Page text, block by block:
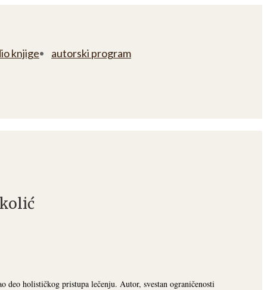
knjige autorski program
holističkog pristupa lečenju. Autor, svestan ograničenosti